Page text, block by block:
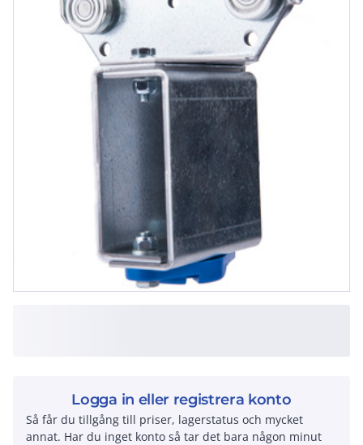
Logga in eller registrera konto
Så får du tillgång till priser, lagerstatus och mycket
annat. Har du inget konto så tar det bara någon minut